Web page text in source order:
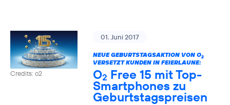
Credits: o2
01. Juni 2017
NEUE GEBURTSTAGSAKTION VON O2
VERSETZT KUNDEN IN FEIERLAUNE:
O2 Free 15 mit Top-
Smartphones zu
Geburtstagspreisen